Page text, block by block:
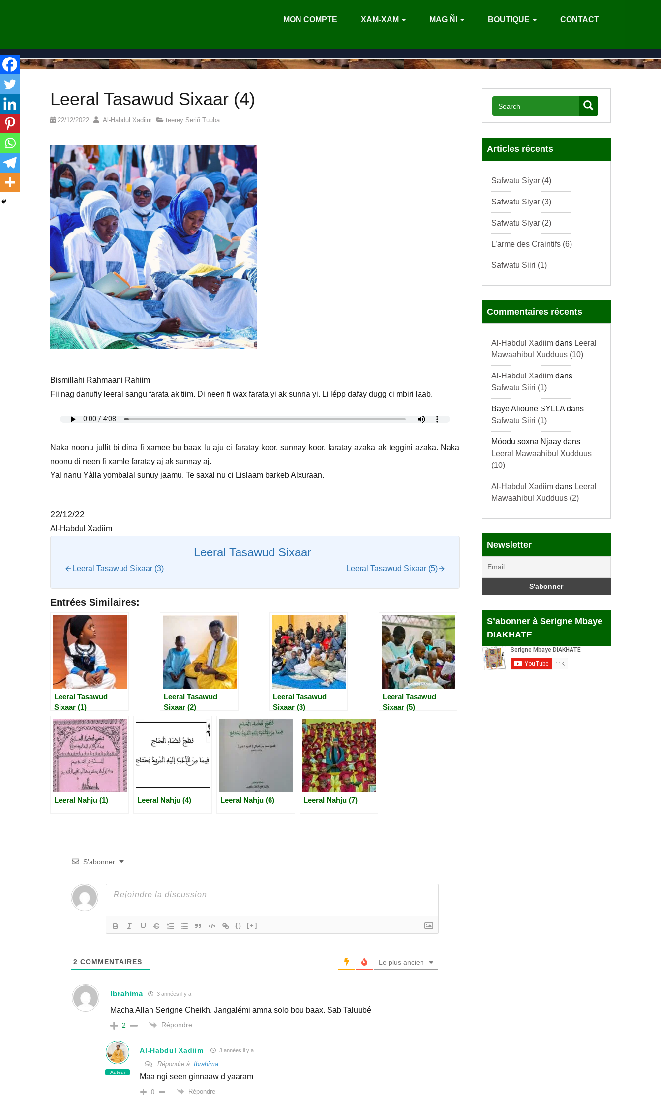
MON COMPTE XAM-XAM MAG ÑI BOUTIQUE CONTACT
Leeral Tasawud Sixaar (4)
22/12/2022 Al-Habdul Xadiim teerey Seriñ Tuuba
Bismillahi Rahmaani Rahiim
Fii nag danufiy leeral sangu farata ak tiim. Di neen fi wax farata yi ak sunna yi. Li lépp dafay dugg ci mbiri laab.
Naka noonu jullit bi dina fi xamee bu baax lu aju ci faratay koor, sunnay koor, faratay azaka ak teggini azaka. Naka
noonu di neen fi xamle faratay aj ak sunnay aj.
Yal nanu Yàlla yombalal sunuy jaamu. Te saxal nu ci Lislaam barkeb Alxuraan.
22/12/22
Al-Habdul Xadiim
Leeral Tasawud Sixaar
Leeral Tasawud Sixaar (3) Leeral Tasawud Sixaar (5)
Entrées Similaires:
Leeral Tasawud
Sixaar (1)
Leeral Tasawud
Sixaar (2)
Leeral Tasawud
Sixaar (3)
Leeral Tasawud
Sixaar (5)
Leeral Nahju (1) Leeral Nahju (4) Leeral Nahju (6) Leeral Nahju (7)
S’abonner
{} [+]
2 COMMENTAIRES Le plus ancien
Ibrahima 3 années il y a
Macha Allah Serigne Cheikh. Jangalémi amna solo bou baax. Sab Taluubé
2 Répondre
Auteur
Al-Habdul Xadiim 3 années il y a
Répondre àIbrahima
Maa ngi seen ginnaaw d yaaram
0 Répondre
Articles récents
Safwatu Siyar (4)
Safwatu Siyar (3)
Safwatu Siyar (2)
L’arme des Craintifs (6)
Safwatu Siiri (1)
Commentaires récents
Al-Habdul Xadiim dans Leeral
Mawaahibul Xudduus (10)
Al-Habdul Xadiim dans
Safwatu Siiri (1)
Baye Alioune SYLLAdans
Safwatu Siiri (1)
Móodu soxna Njaay dans
Leeral Mawaahibul Xudduus
(10)
Al-Habdul Xadiim dans Leeral
Mawaahibul Xudduus (2)
Newsletter
S’abonner à Serigne Mbaye
DIAKHATE